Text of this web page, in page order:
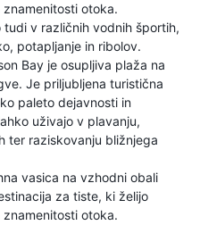
otoka.
v različnih vodnih športih,
potapljanje in ribolov.
Bay je osupljiva plaža na
Je priljubljena turistična
paleto dejavnosti in
uživajo v plavanju,
ter raziskovanju bližnjega
vasica na vzhodni obali
za tiste, ki želijo
otoka.